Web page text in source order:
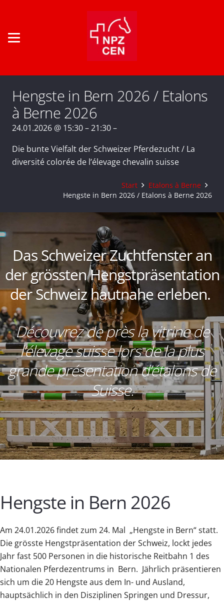
Hengste in Bern 2026 / Etalons
à Berne 2026
24.01.2026 @ 15:30 – 21:30 –
Die bunte Vielfalt der Schweizer Pferdezucht / La
diversité colorée de l’élevage chevalin suisse
Start
Etalons à Berne
Hengste in Bern 2026 / Etalons à Berne 2026
Das Schweizer Zuchtfensteran
der grössten Hengstpräsentation
der Schweiz hautnaheerleben.
Découvrez de près la vitrine de
l’élevage suisse lors de la plus
grande présentation d’étalons de
Suisse.
Hengste in Bern 2026
Am 24.01.2026 findet zum 24. Mal „Hengste in Bern“ statt.
Die grösste Hengstpräsentation der Schweiz, lockt jedes
Jahr fast 500 Personen in die historische Reitbahn 1 des
Nationalen Pferdezentrums in Bern. Jährlich präsentieren
sich um die 20 Hengste aus dem In- und Ausland,
hauptsächlich in den Disziplinen Springen und Dressur,